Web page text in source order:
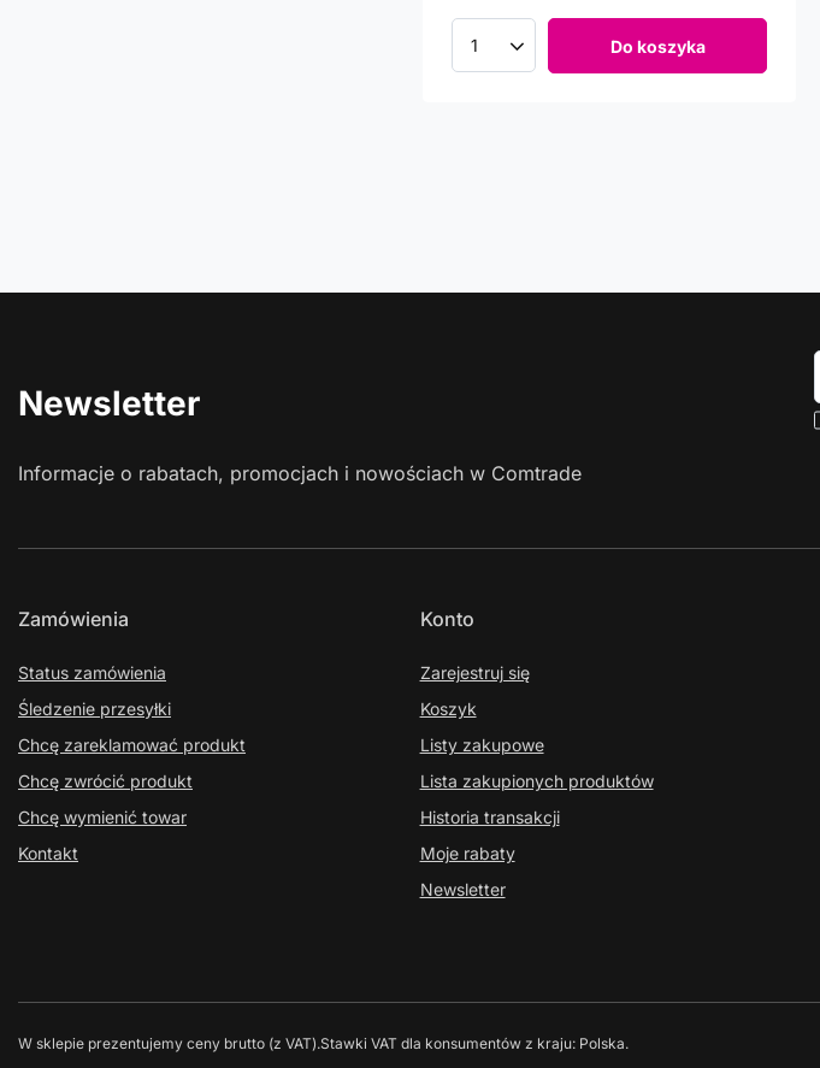
Ilość produktów Do koszyka
Newsletter
Informacje o rabatach, promocjach i nowościach w Comtrade
Zamówienia
Status zamówienia
Śledzenie przesyłki
Chcę zareklamować produkt
Chcę zwrócić produkt
Chcę wymienić towar
Kontakt
Konto
Zarejestruj się
Koszyk
Listy zakupowe
Lista zakupionych produktów
Historia transakcji
Moje rabaty
Newsletter
W sklepie prezentujemy ceny brutto (z VAT).Stawki VAT dla konsumentów z kraju: Polska.